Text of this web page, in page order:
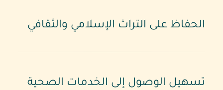
الحفاظ على التراث الإسلامي والثقافي
تسهيل الوصول إلى الخدمات الصحية